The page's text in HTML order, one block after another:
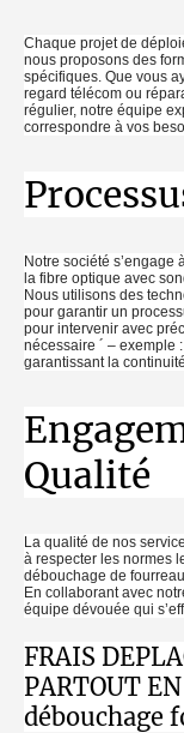
Chaque projet de
nous proposons des
spécifiques. Que vous
regard télécom ou
régulier, notre équipe
correspondre à vos
Notre société s’engage
la fibre optique avec
Nous utilisons des
pour garantir un
pour intervenir avec
nécessaire ´ – exemple
garantissant la
Qualité
La qualité de nos
à respecter les normes
débouchage de
En collaborant avec
équipe dévouée qui
FRAIS
PARTOUT
débouchage